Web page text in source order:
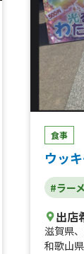
食事
ウッ
#ラー
出店
滋賀県、
和歌山県